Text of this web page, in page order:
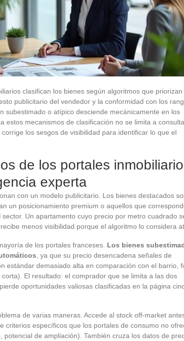
clasifican los bienes según algoritmos que priorizan
publicitario del vendedor y la conformidad con los
subestimado o atípico desciende mecánicamente en los
estos mecanismos de clasificación no se limita a
los sesgos de visibilidad para identificar lo que el
de los portales
experta
con un modelo publicitario. Los bienes destacados
un posicionamiento premium o aquellos que
Un apartamento cuyo precio por metro cuadrado
menos visibilidad porque el algoritmo lo considera
de los portales franceses. Los bienes
, ya que su precio desencadena señales de
estándar demasiado alta en comparación con el barrio,
El resultado: el comprador que se limita a las dos
oportunidades valiosas clasificadas en la página
de varias maneras. Accede al stock off-market
criterios específicos que los portales de consumo no
potencial de ampliación). También cruza los datos de